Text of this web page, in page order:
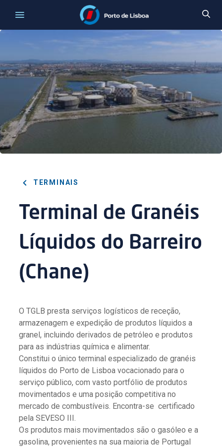
TERMINAIS
Terminal de Granéis
Líquidos do Barreiro
(Chane)
O TGLB presta serviços logísticos de receção,
armazenagem e expedição de produtos líquidos a
granel, incluindo derivados de petróleo e produtos
para as indústrias química e alimentar.
Constitui o único terminal especializado de granéis
líquidos do Porto de Lisboa vocacionado para o
serviço público, com vasto portfólio de produtos
movimentados e uma posição competitiva no
mercado de combustíveis. Encontra-se certificado
pela SEVESO III.
Os produtos mais movimentados são o gasóleo e a
gasolina, provenientes na sua maioria de Portugal